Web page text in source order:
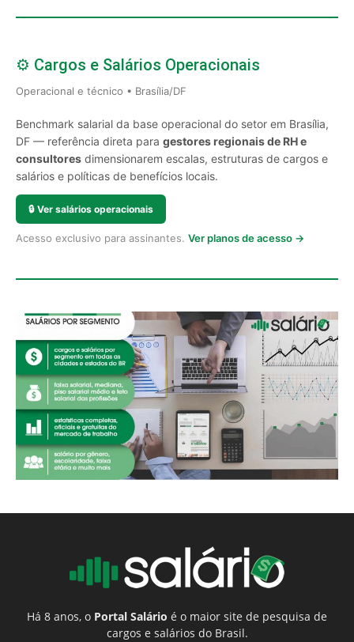
⚙️ Cargos e Salários Operacionais
Operacional e técnico • Brasília/DF
Benchmark salarial da base operacional do setor em Brasília,
DF — referência direta para gestores regionais de RH e
consultores dimensionarem escalas, estruturas de cargos e
salários e políticas de benefícios locais.
🔒 Ver salários operacionais
Acesso exclusivo para assinantes. Ver planos de acesso →
Há 8 anos, o Portal Salário é o maior site de pesquisa de
cargos e salários do Brasil.